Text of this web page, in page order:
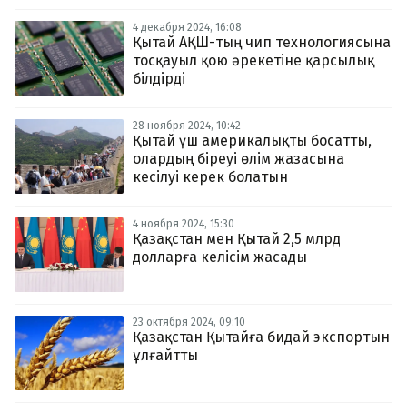
4 декабря 2024, 16:08
Қытай АҚШ-тың чип технологиясына
тосқауыл қою әрекетіне қарсылық
білдірді
28 ноября 2024, 10:42
Қытай үш америкалықты босатты,
олардың біреуі өлім жазасына
кесілуі керек болатын
4 ноября 2024, 15:30
Қазақстан мен Қытай 2,5 млрд
долларға келісім жасады
23 октября 2024, 09:10
Қазақстан Қытайға бидай экспортын
ұлғайтты